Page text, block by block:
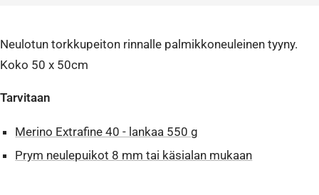
Neulotun torkkupeiton rinnalle palmikkoneuleinen tyyny.
Koko 50 x 50cm
Tarvitaan
Merino Extrafine 40 - lankaa 550 g
Prym neulepuikot 8 mm tai käsialan mukaan